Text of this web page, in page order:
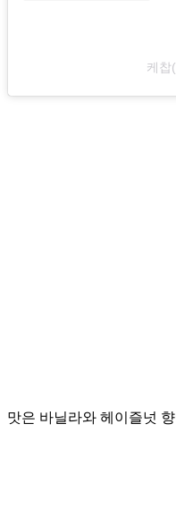
케찹
맛은 바닐라와 헤이즐넛